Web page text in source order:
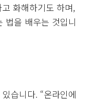
화해하기도 하며,
법을 배우는 것입니
습니다. “온라인에